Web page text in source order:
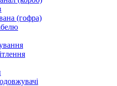
(гофра)